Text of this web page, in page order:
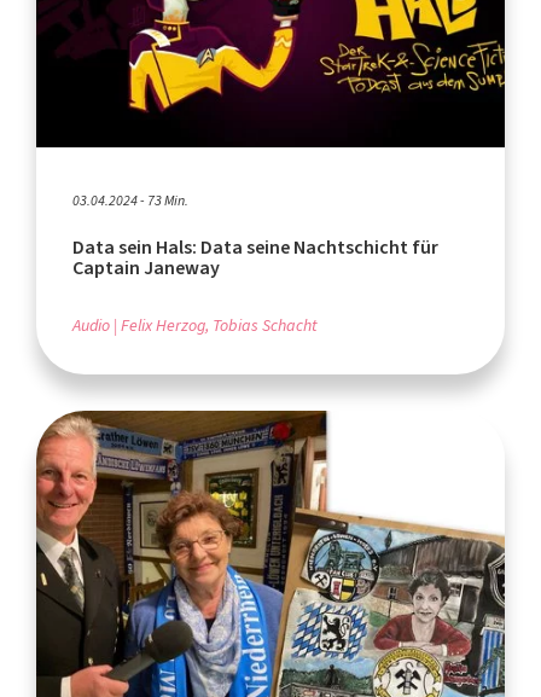
03.04.2024 - 73 Min.
Data sein Hals: Data seine Nachtschicht für
Captain Janeway
Audio Felix Herzog, Tobias Schacht